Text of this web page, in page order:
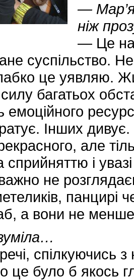
—
ніж
— Це
суспільство.
це уявляю.
багатьох
емоційного
Інших дивує.
але
сприйняттю і
не
панцирі
а вони не менше
спілкуючись
це було б якось